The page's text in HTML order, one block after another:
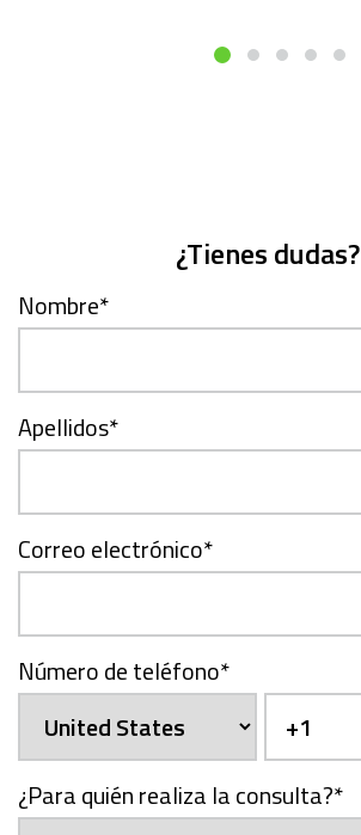
¿Tienes dudas?
Nombre*
Apellidos*
Correo electrónico*
Número de teléfono*
¿Para quién realiza la consulta?*